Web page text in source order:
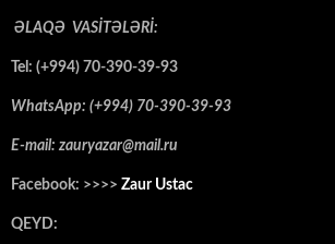
ƏLAQƏ VASİTƏLƏRİ:
Tel: (+994) 70-390-39-93
WhatsApp: (+994) 70-390-39-93
E-mail: zauryazar@mail.ru
Facebook: >>>> Zaur Ustac
QEYD: